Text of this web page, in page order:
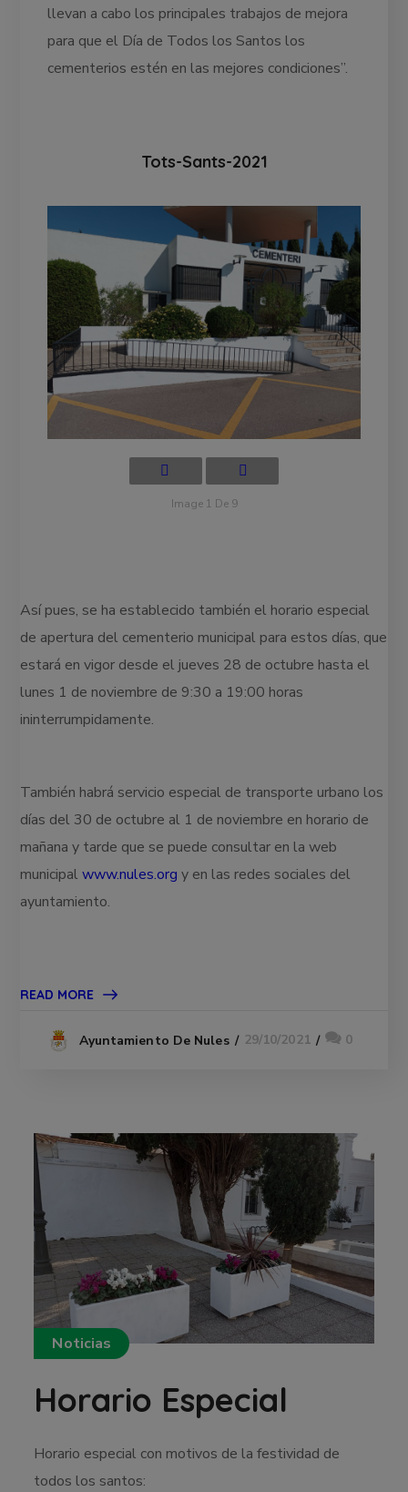
llevan a cabo los principales trabajos de mejora
para que el Día de Todos los Santos los
cementerios estén en las mejores condiciones”.
Tots-Sants-2021
Image 1 De 9
Así pues, se ha establecido también el horario especial
de apertura del cementerio municipal para estos días, que
estará en vigor desde el jueves 28 de octubre hasta el
lunes 1 de noviembre de 9:30 a 19:00 horas
ininterrumpidamente.
También habrá servicio especial de transporte urbano los
días del 30 de octubre al 1 de noviembre en horario de
mañana y tarde que se puede consultar en la web
municipalwww.nules.org y en las redes sociales del
ayuntamiento.
READ MORE
Ayuntamiento De Nules 29/10/2021 0
Noticias
Horario Especial
Horario especial con motivos de la festividad de
todos los santos: